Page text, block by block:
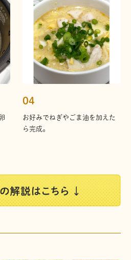
04
お好みでねぎやごま油を加えた
ら完成。